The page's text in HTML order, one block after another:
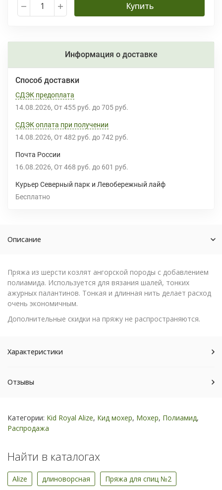
Купить
Информация о доставке
Способ доставки
СДЭК предоплата
14.08.2026 От 455 руб. до 705 руб.
СДЭК оплата при получении
14.08.2026 От 482 руб. до 742 руб.
Почта России
16.08.2026 От 468 руб. до 601 руб.
Курьер Северный парк и Левобережный лайф
Бесплатно
Описание
Пряжа из шерсти козлят ангорской породы с добавлением
полиамида. Используется для вязания шалей, тонких
ажурных палантинов. Тонкая и длинная нить делает расход
очень экономичным.
Дополнительные скидки на пряжу не распространяются.
Характеристики
Отзывы
Категории: Kid Royal Alize, Кид мохер, Мохер, Полиамид,
Распродажа
Найти в каталогах
Alize длиноворсная Пряжа для спиц №2